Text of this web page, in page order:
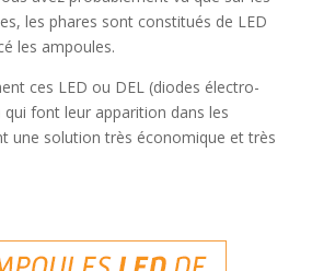
les phares sont constitués de LED
les ampoules.
ces LED ou DEL (diodes électro-
font leur apparition dans les
une solution très économique et très